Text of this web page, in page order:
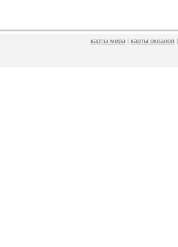
карты мира| карты океанов|